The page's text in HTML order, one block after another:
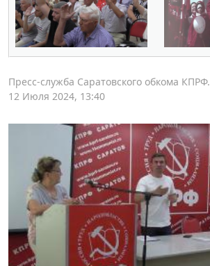
Пресс-служба Саратовского обкома КПРФ.
12 Июля 2024, 13:40